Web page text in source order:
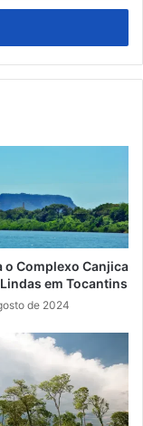
o Complexo Canjica
em Tocantins
de 2024